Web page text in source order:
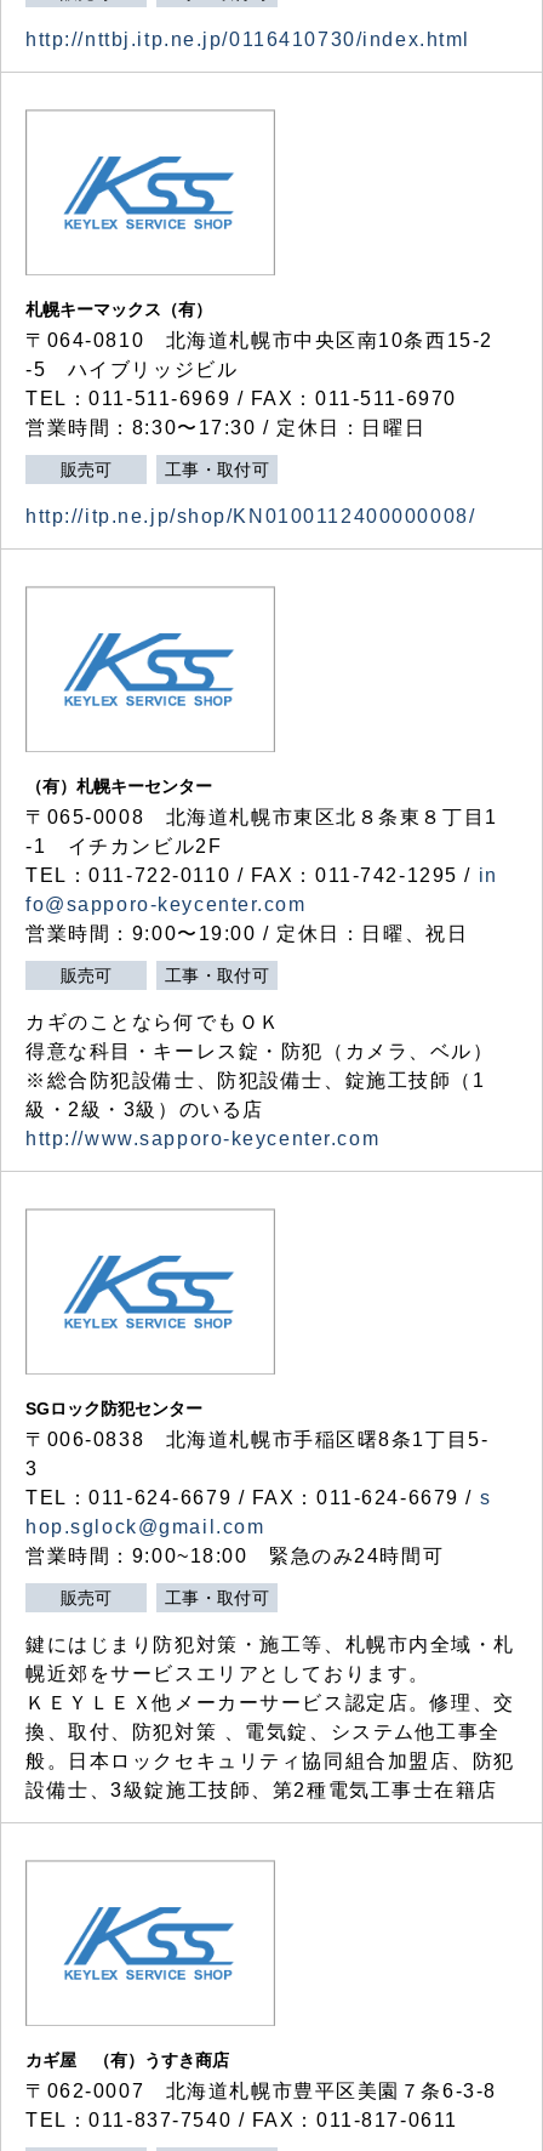
http://nttbj.itp.ne.jp/0116410730/index.html
札幌キーマックス（有）
〒064-0810 北海道札幌市中央区南10条西15-2
-5 ハイブリッジビル
TEL：011-511-6969 / FAX：011-511-6970
営業時間：8:30〜17:30 / 定休日：日曜日
販売可 工事・取付可
http://itp.ne.jp/shop/KN0100112400000008/
（有）札幌キーセンター
〒065-0008 北海道札幌市東区北８条東８丁目1
-1 イチカンビル2F
TEL：011-722-0110 / FAX：011-742-1295 / in
fo@sapporo-keycenter.com
営業時間：9:00〜19:00 / 定休日：日曜、祝日
販売可 工事・取付可
カギのことなら何でもＯＫ
得意な科目・キーレス錠・防犯（カメラ、ベル）
※総合防犯設備士、防犯設備士、錠施工技師（1
級・2級・3級）のいる店
http://www.sapporo-keycenter.com
SGロック防犯センター
〒006-0838 北海道札幌市手稲区曙8条1丁目5-
3
TEL：011-624-6679 / FAX：011-624-6679 / s
hop.sglock@gmail.com
営業時間：9:00~18:00 緊急のみ24時間可
販売可 工事・取付可
鍵にはじまり防犯対策・施工等、札幌市内全域・札
幌近郊をサービスエリアとしております。
ＫＥＹＬＥＸ他メーカーサービス認定店。修理、交
換、取付、防犯対策 、電気錠、システム他工事全
般。日本ロックセキュリティ協同組合加盟店、防犯
設備士、3級錠施工技師、第2種電気工事士在籍店
カギ屋 （有）うすき商店
〒062-0007 北海道札幌市豊平区美園７条6-3-8
TEL：011-837-7540 / FAX：011-817-0611